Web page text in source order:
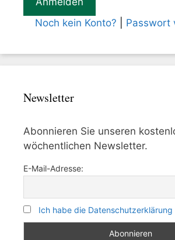
Noch kein Konto? Passwort
Newsletter
Abonnieren Sie unseren
wöchentlichen Newsletter.
E-Mail-Adresse:
Ich habe die Datenschutzerklärung